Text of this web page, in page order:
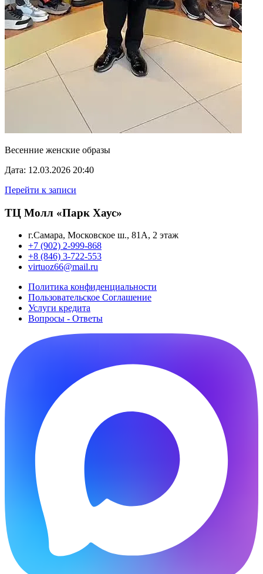
Весенние женские образы
Дата: 12.03.2026 20:40
Перейти к записи
ТЦ Молл «Парк Хаус»
г.Самара, Московское ш., 81А, 2 этаж
+7 (902) 2-999-868
+8 (846) 3-722-553
virtuoz66@mail.ru
Политика конфиденциальности
Пользовательское Cоглашение
Услуги кредита
Вопросы - Ответы